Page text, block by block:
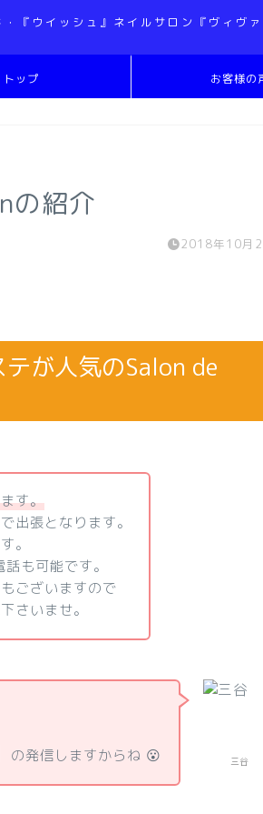
『ウイッシュ』ネイルサロン『ヴィヴ
トップ お客様の
の紹介
2018年10月2
が人気のSalon de
す。
出張となります。
。
も可能です。
ございますので
さいませ。
三谷
の発信しますからね 😮